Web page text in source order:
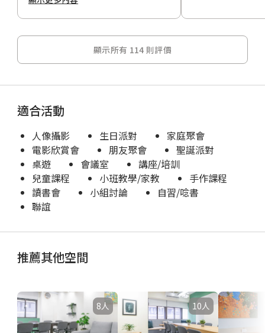
對我們來說整理感覺都是不錯的！！
顯示所有 114 則評價
適合活動
人像攝影 生日派對
家庭聚會
電影欣賞會
朋友聚會
聖誕派對
桌遊
會議室
講座/培訓
兒童課程
小班教學/家教
手作課程
讀書會
小組討論
自習/唸書
聯誼
推薦其他空間
8人 10人